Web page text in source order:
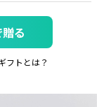
る
フトとは？